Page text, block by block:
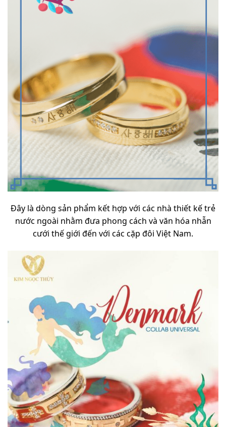
Đây là dòng sản phẩm kết hợp với các nhà thiết kế trẻ
nước ngoài nhằm đưa phong cách và văn hóa nhẫn
cưới thế giới đến với các cặp đôi Việt Nam.